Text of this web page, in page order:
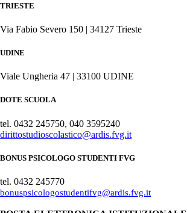
TRIESTE
Via Fabio Severo 150 | 34127 Trieste
UDINE
Viale Ungheria 47 | 33100 UDINE
DOTE SCUOLA
tel. 0432 245750, 040 3595240
dirittostudioscolastico@ardis.fvg.it
BONUS PSICOLOGO STUDENTI FVG
tel. 0432 245770
bonuspsicologostudentifvg@ardis.fvg.it